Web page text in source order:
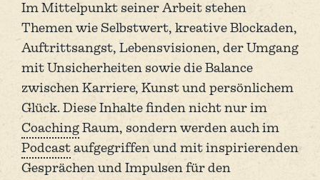
Im Mittelpunkt seiner Arbeit stehen
Themen wie Selbstwert, kreative Blockaden,
Auftrittsangst, Lebensvisionen, der Umgang
mit Unsicherheiten sowie die Balance
zwischen Karriere, Kunst und persönlichem
Glück. Diese Inhalte finden nicht nur im
Coaching Raum, sondern werden auch im
Podcast aufgegriffen und mit inspirierenden
Gesprächen und Impulsen für den